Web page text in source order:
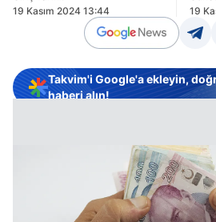
19 Kasım 2024 13:44
19
Takvim'i Google'a ekleyin,
haberi alın!